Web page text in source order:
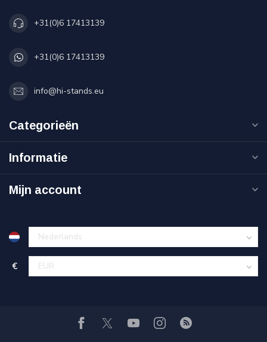
+31(0)6 17413139
+31(0)6 17413139
info@hi-stands.eu
Categorieën
Informatie
Mijn account
€